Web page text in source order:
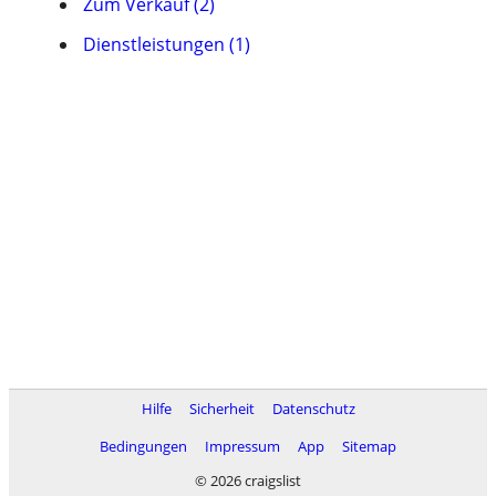
Dienstleistungen (1)
Hilfe Sicherheit
Datenschutz
Bedingungen
Impressum App
Sitemap
© 2026 craigslist